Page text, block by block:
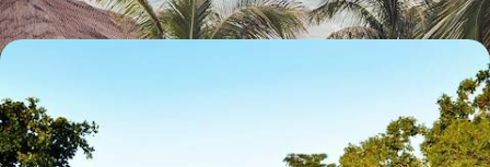
caribéen
Vivre le meilleur du Mexique caribéen et du Belize : grands sites
précolombiens et délicieuse retraite insulaire